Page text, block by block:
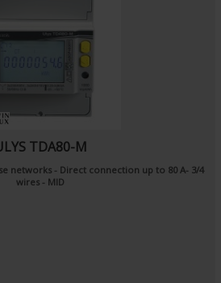
TDA80-M
networks - Direct connection up to 80 A- 3/4
wires - MID